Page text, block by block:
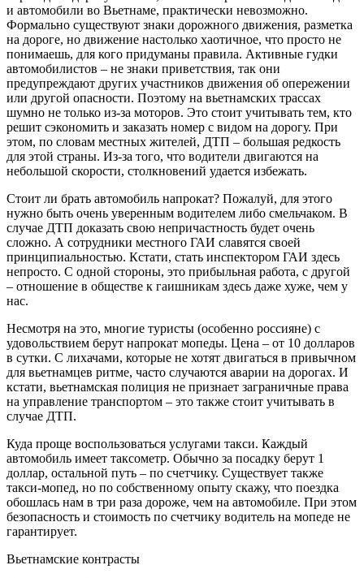
и автомобили во Вьетнаме, практически невозможно.
Формально существуют знаки дорожного движения, разметка
на дороге, но движение настолько хаотичное, что просто не
понимаешь, для кого придуманы правила. Активные гудки
автомобилистов – не знаки приветствия, так они
предупреждают других участников движения об опережении
или другой опасности. Поэтому на вьетнамских трассах
шумно не только из-за моторов. Это стоит учитывать тем, кто
решит сэкономить и заказать номер с видом на дорогу. При
этом, по словам местных жителей, ДТП – большая редкость
для этой страны. Из-за того, что водители двигаются на
небольшой скорости, столкновений удается избежать.
Стоит ли брать автомобиль напрокат? Пожалуй, для этого
нужно быть очень уверенным водителем либо смельчаком. В
случае ДТП доказать свою непричастность будет очень
сложно. А сотрудники местного ГАИ славятся своей
принципиальностью. Кстати, стать инспектором ГАИ здесь
непросто. С одной стороны, это прибыльная работа, с другой
– отношение в обществе к гаишникам здесь даже хуже, чем у
нас.
Несмотря на это, многие туристы (особенно россияне) с
удовольствием берут напрокат мопеды. Цена – от 10 долларов
в сутки. С лихачами, которые не хотят двигаться в привычном
для вьетнамцев ритме, часто случаются аварии на дорогах. И
кстати, вьетнамская полиция не признает заграничные права
на управление транспортом – это также стоит учитывать в
случае ДТП.
Куда проще воспользоваться услугами такси. Каждый
автомобиль имеет таксометр. Обычно за посадку берут 1
доллар, остальной путь – по счетчику. Существует также
такси-мопед, но по собственному опыту скажу, что поездка
обошлась нам в три раза дороже, чем на автомобиле. При этом
безопасность и стоимость по счетчику водитель на мопеде не
гарантирует.
Вьетнамские контрасты